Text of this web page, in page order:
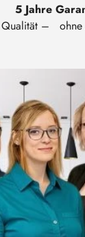
5 Jahre
Qualität – ohne